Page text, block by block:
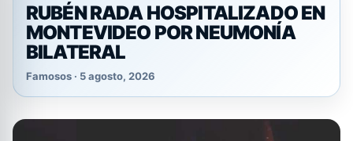
RUBÉN RADA HOSPITALIZADO EN
MONTEVIDEO POR NEUMONÍA
BILATERAL
Famosos · 5 agosto, 2026